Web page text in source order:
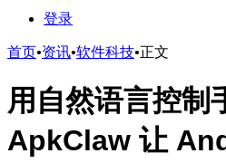
登录
首页•资讯•软件科技•正文
用自然语言控制
ApkClaw 让